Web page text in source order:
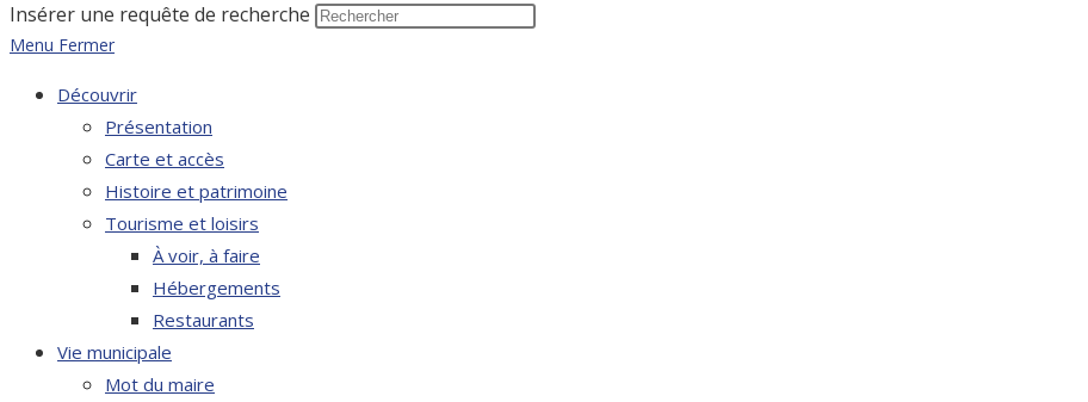
Insérer une requête de recherche
Menu Fermer
Découvrir
Présentation
Carte et accès
Histoire et patrimoine
Tourisme et loisirs
À voir, à faire
Hébergements
Restaurants
Vie municipale
Mot du maire